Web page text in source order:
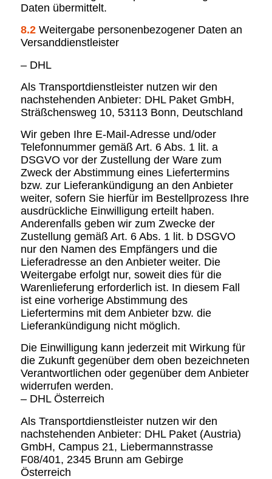
Daten übermittelt.
8.2Weitergabe personenbezogener Daten an
Versanddienstleister
– DHL
Als Transportdienstleister nutzen wir den
nachstehenden Anbieter: DHL Paket GmbH,
Sträßchensweg 10, 53113 Bonn, Deutschland
Wir geben Ihre E-Mail-Adresse und/oder
Telefonnummer gemäß Art. 6 Abs. 1 lit. a
DSGVO vor der Zustellung der Ware zum
Zweck der Abstimmung eines Liefertermins
bzw. zur Lieferankündigung an den Anbieter
weiter, sofern Sie hierfür im Bestellprozess Ihre
ausdrückliche Einwilligung erteilt haben.
Anderenfalls geben wir zum Zwecke der
Zustellung gemäß Art. 6 Abs. 1 lit. b DSGVO
nur den Namen des Empfängers und die
Lieferadresse an den Anbieter weiter. Die
Weitergabe erfolgt nur, soweit dies für die
Warenlieferung erforderlich ist. In diesem Fall
ist eine vorherige Abstimmung des
Liefertermins mit dem Anbieter bzw. die
Lieferankündigung nicht möglich.
Die Einwilligung kann jederzeit mit Wirkung für
die Zukunft gegenüber dem oben bezeichneten
Verantwortlichen oder gegenüber dem Anbieter
widerrufen werden.
– DHL Österreich
Als Transportdienstleister nutzen wir den
nachstehenden Anbieter: DHL Paket (Austria)
GmbH, Campus 21, Liebermannstrasse
F08/401, 2345 Brunn am Gebirge
Österreich